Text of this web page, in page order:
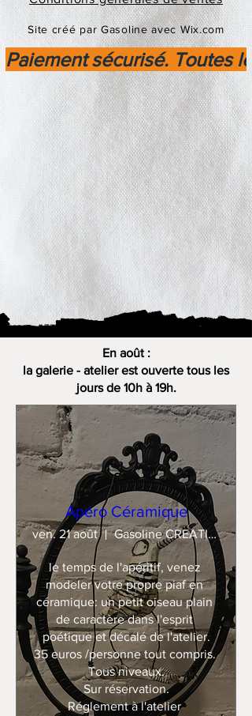
Site créé par Gasoline avec Wix.com
Paiement sécurisé. Toutes
En août :
la galerie - atelier est ouverte tous les
jours de 10h à 19h.
Apéro Céramique
ven. 21 août Gasoline CREATION
le temps de l'apéritif, venez
modeler votre propre piaf en
céramique: un petit oiseau plain
de caractère dans l'esprit
poétique et décalé de l'atelier.
35 euros /personne tout compris.
Tous niveaux.
Sur réservation.
Réglement à l'atelier